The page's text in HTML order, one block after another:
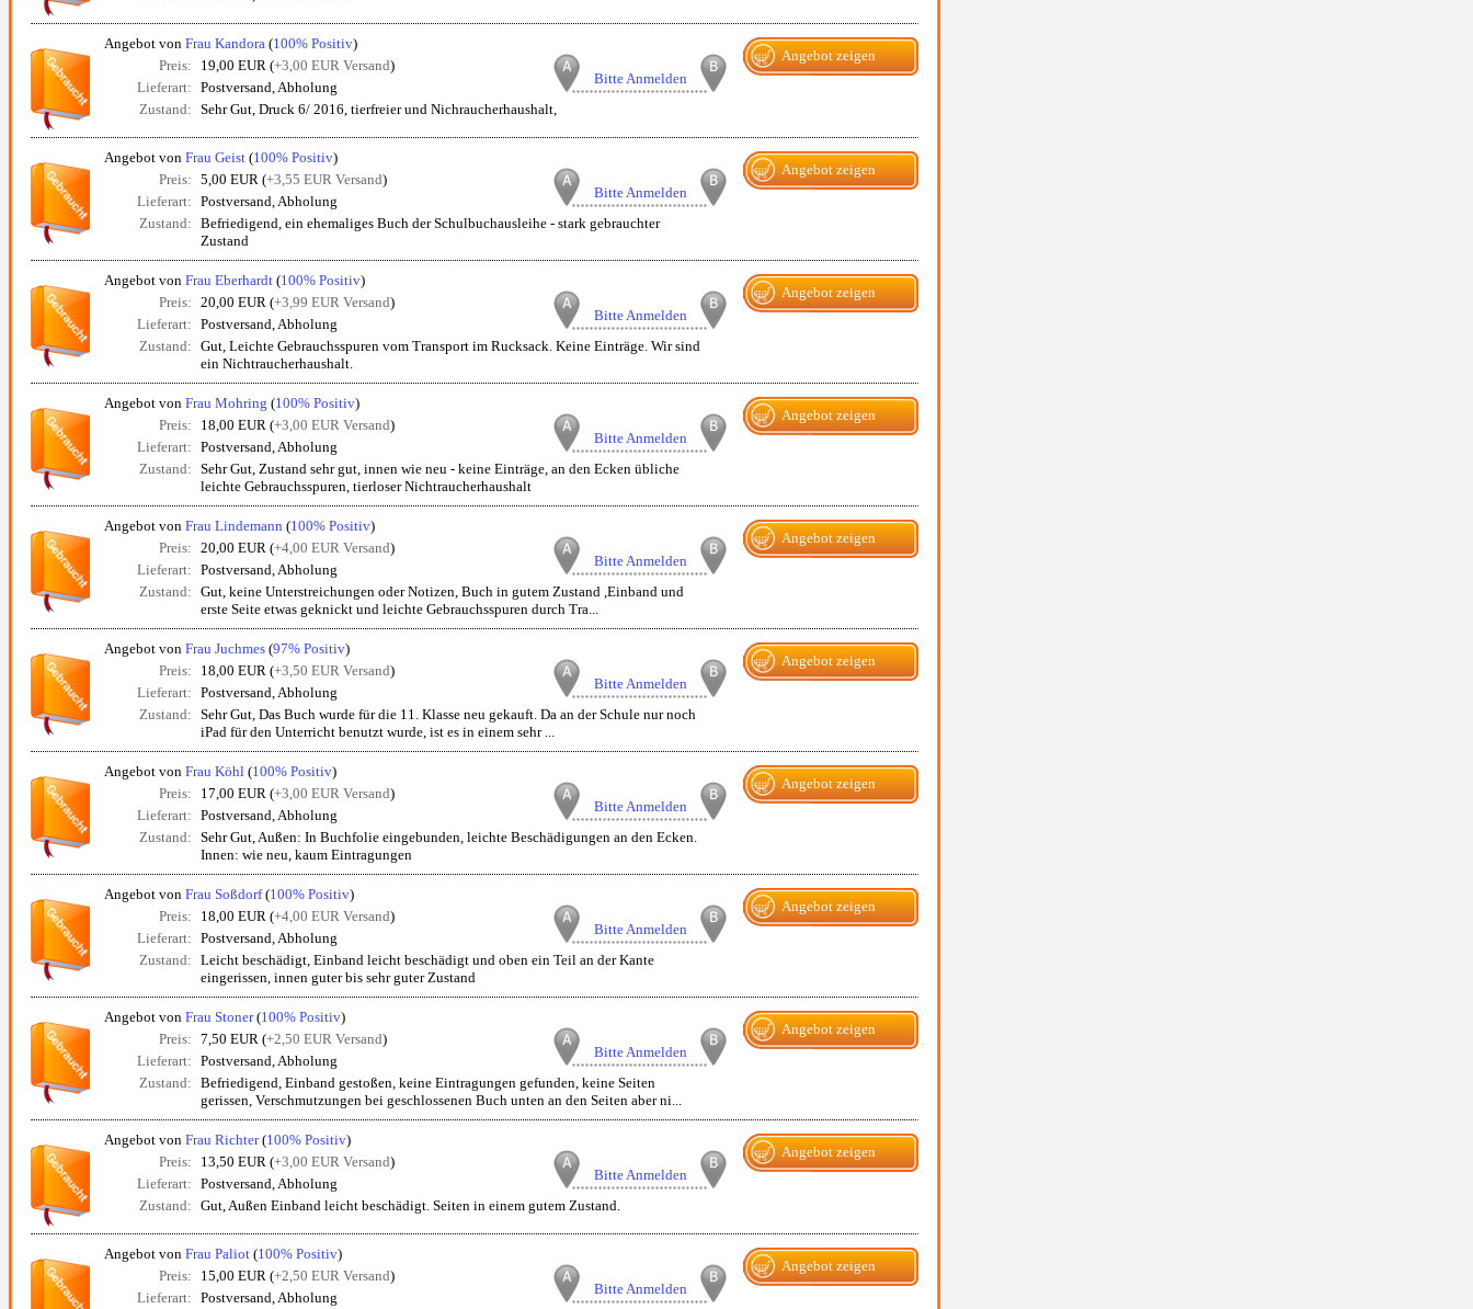
Angebot von Frau Kandora (100% Positiv)
Preis:
19,00 EUR (+3,00 EUR Versand)
Lieferart: Postversand, Abholung
Zustand: Sehr Gut, Druck 6/ 2016, tierfreier und Nichraucherhaushalt,
Angebot zeigen
Bitte Anmelden
Angebot von Frau Geist (100% Positiv)
Preis: 5,00 EUR (+3,55 EUR Versand)
Lieferart: Postversand, Abholung
Zustand: Befriedigend, ein ehemaliges Buch der Schulbuchausleihe - stark gebrauchter
Zustand
Angebot zeigen
Bitte Anmelden
Angebot von Frau Eberhardt (100% Positiv)
Preis: 20,00 EUR (+3,99 EUR Versand)
Lieferart: Postversand, Abholung
Zustand: Gut, Leichte Gebrauchsspuren vom Transport im Rucksack. Keine Einträge. Wir sind
ein Nichtraucherhaushalt.
Angebot zeigen
Bitte Anmelden
Angebot von Frau Mohring (100% Positiv)
Preis:
18,00 EUR (+3,00 EUR Versand)
Lieferart: Postversand, Abholung
Zustand: Sehr Gut, Zustand sehr gut, innen wie neu - keine Einträge, an den Ecken übliche
leichte Gebrauchsspuren, tierloser Nichtraucherhaushalt
Angebot zeigen
Bitte Anmelden
Angebot von Frau Lindemann (100% Positiv)
Preis: 20,00 EUR (+4,00 EUR Versand)
Lieferart: Postversand, Abholung
Zustand: Gut, keine Unterstreichungen oder Notizen, Buch in gutem Zustand ,Einband und
erste Seite etwas geknickt und leichte Gebrauchsspuren durch Tra...
Angebot zeigen
Bitte Anmelden
Angebot von Frau Juchmes (97% Positiv)
Preis:
18,00 EUR (+3,50 EUR Versand)
Lieferart: Postversand, Abholung
Zustand: Sehr Gut, Das Buch wurde für die 11. Klasse neu gekauft. Da an der Schule nur noch
iPad für den Unterricht benutzt wurde, ist es in einem sehr ...
Angebot zeigen
Bitte Anmelden
Angebot von Frau Köhl (100% Positiv)
Preis:
17,00 EUR (+3,00 EUR Versand)
Lieferart: Postversand, Abholung
Zustand: Sehr Gut, Außen: In Buchfolie eingebunden, leichte Beschädigungen an den Ecken.
Innen: wie neu, kaum Eintragungen
Angebot zeigen
Bitte Anmelden
Angebot von Frau Soßdorf(100% Positiv)
Preis:
18,00 EUR (+4,00 EUR Versand)
Lieferart: Postversand, Abholung
Zustand: Leicht beschädigt, Einband leicht beschädigt und oben ein Teil an der Kante
eingerissen, innen guter bis sehr guter Zustand
Angebot zeigen
Bitte Anmelden
Angebot von Frau Stoner(100% Positiv)
Preis: 7,50 EUR (+2,50 EUR Versand)
Lieferart: Postversand, Abholung
Zustand: Befriedigend, Einband gestoßen, keine Eintragungen gefunden, keine Seiten
gerissen, Verschmutzungen bei geschlossenen Buch unten an den Seiten aber ni...
Angebot zeigen
Bitte Anmelden
Angebot von Frau Richter(100% Positiv)
Preis:
13,50 EUR (+3,00 EUR Versand)
Lieferart: Postversand, Abholung
Zustand: Gut, Außen Einband leicht beschädigt. Seiten in einem gutem Zustand.
Angebot zeigen
Bitte Anmelden
Angebot von Frau Paliot (100% Positiv)
Preis:
15,00 EUR (+2,50 EUR Versand)
Lieferart: Postversand, Abholung
Angebot zeigen
Bitte Anmelden